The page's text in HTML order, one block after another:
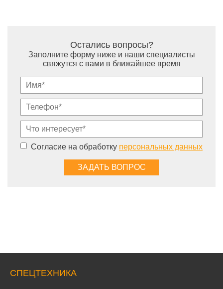
Остались вопросы?
Заполните форму ниже и наши специалисты
свяжутся с вами в ближайшее время
Согласие на обработку персональных данных
СПЕЦТЕХНИКА